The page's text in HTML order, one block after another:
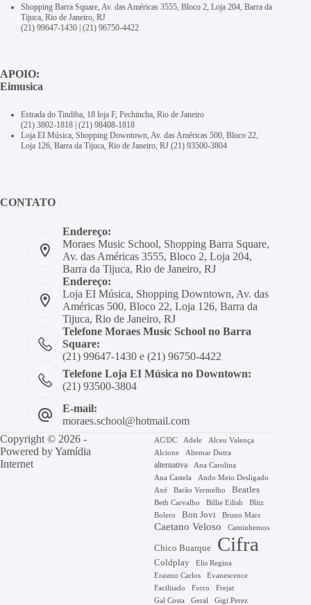
Shopping Barra Square, Av. das Américas 3555, Bloco 2, Loja 204, Barra da
Tijuca, Rio de Janeiro, RJ
(21) 99647-1430 (21) 96750-4422
APOIO:
Eimusica
Estrada do Tindiba, 18 loja F, Pechincha, Rio de Janeiro
(21) 3802-1818 (21) 98408-1818
Loja EI Música, Shopping Downtown, Av. das Américas 500, Bloco 22,
Loja 126, Barra da Tijuca, Rio de Janeiro, RJ (21) 93500-3804
CONTATO
Endereço:
Moraes Music School, Shopping Barra Square,
Av. das Américas 3555, Bloco 2, Loja 204,
Barra da Tijuca, Rio de Janeiro, RJ
Endereço:
Loja EI Música, Shopping Downtown, Av. das
Américas 500, Bloco 22, Loja 126, Barra da
Tijuca, Rio de Janeiro, RJ
Telefone Moraes Music School no Barra
Square:
(21) 99647-1430 e (21) 96750-4422
Telefone Loja EI Música no Downtown:
(21) 93500-3804
E-mail:
moraes.school@hotmail.com
Copyright © 2026 -
Powered byYamídia
Internet
AC/DC Adele
Alceu Valença
Alcione
Altemar Dutra
alternativa
Ana Carolina
Ana Castela
Ando Meio Desligado
Axé Barão Vermelho Beatles
Beth Carvalho Billie Eilish
Blitz
Bolero
Bon Jovi Bruno Mars
Caetano Veloso Caminhemos
Chico Buarque Cifra
Coldplay
Elis Regina
Erasmo Carlos
Evanescence
Facilitado
Forro Frejat
Gal Costa Geral Gigi Perez